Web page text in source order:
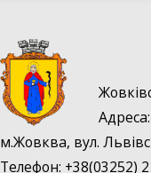
м.Жовква, вул.
Телефон: +38(03252)